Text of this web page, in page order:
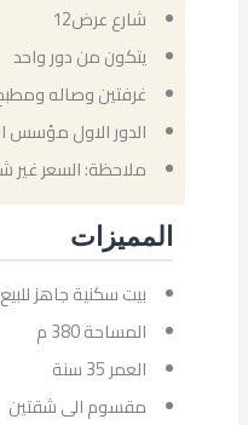
شارع عرض12
يتكون من دور واحد
غرفتين وصاله
الدور الاول مؤسس
ملاحظة: السعر غير
المميزات
بيت سكنية جاهز
المساحة 380 م
العمر 35 سنة
مقسوم الى شقتين